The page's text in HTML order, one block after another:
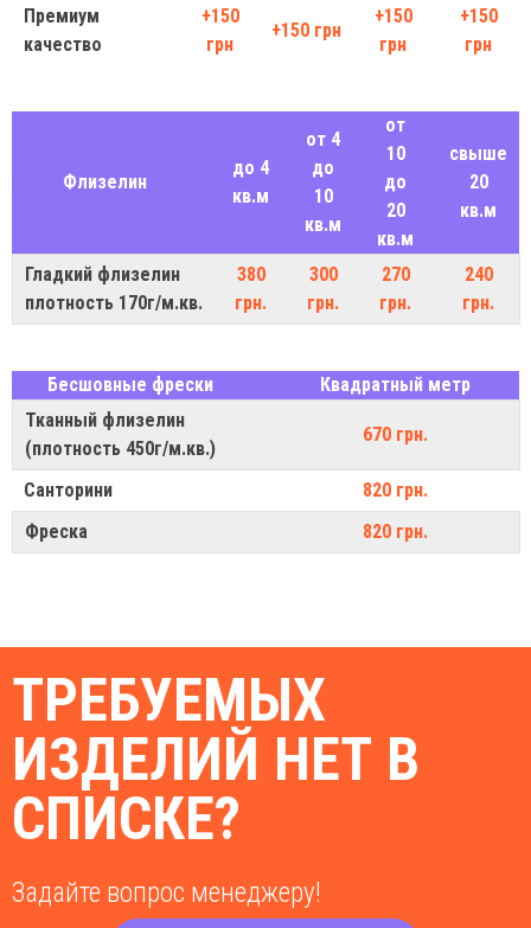
Премиум
качество
+150
грн
+150 грн
+150
грн
+150
грн
Флизелин
до 4
кв.м
от 4
до
10
кв.м
от
10
до
20
кв.м
свыше
20
кв.м
Гладкий флизелин
плотность 170г/м.кв.
380
грн.
300
грн.
270
грн.
240
грн.
Бесшовные фрески
Квадратный метр
Тканный флизелин
(плотность 450г/м.кв.)
670 грн.
Санторини
820 грн.
Фреска
820 грн.
ТРЕБУЕМЫХ
ИЗДЕЛИЙ НЕТ В
СПИСКЕ?
Задайте вопрос менеджеру!